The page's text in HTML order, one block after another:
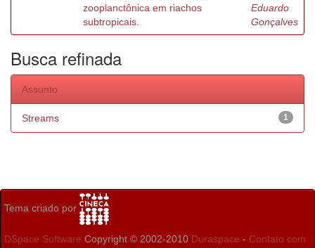
zooplanctônica em riachos
subtropicais.
Eduardo
Gonçalves
Busca refinada
Assunto
1
Streams
Tema criado por
DSpace Software Copyright © 2002-2010 Duraspace - Contato com